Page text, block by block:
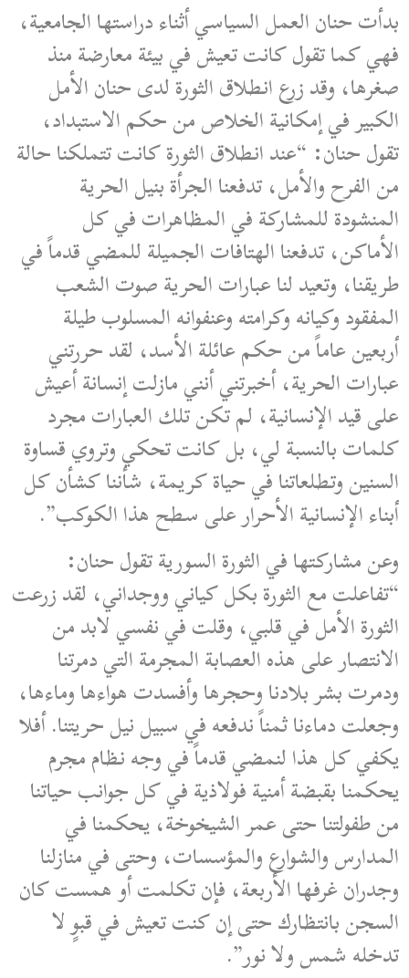
بدأت حنان العمل السياسي أثناء دراستها الجامعية،
فهي كما تقول كانت تعيش في بيئة معارضة منذ
صغرها، وقد زرع انطلاق الثورة لدى حنان الأمل
الكبير في إمكانية الخلاص من حكم الاستبداد،
تقول حنان: “عند انطلاق الثورة كانت تتملكنا حالة
من الفرح والأمل، تدفعنا الجرأة بنيل الحرية
المنشودة للمشاركة في المظاهرات في كل
الأماكن، تدفعنا الهتافات الجميلة للمضي قدماً في
طريقنا، وتعيد لنا عبارات الحرية صوت الشعب
المفقود وكيانه وكرامته وعنفوانه المسلوب طيلة
أربعين عاماً من حكم عائلة الأسد، لقد حررتني
عبارات الحرية، أخبرتني أنني مازلت إنسانة أعيش
على قيد الإنسانية، لم تكن تلك العبارات مجرد
كلمات بالنسبة لي، بل كانت تحكي وتروي قساوة
السنين وتطلعاتنا في حياة كريمة، شأننا كشأن كل
أبناء الإنسانية الأحرار على سطح هذا الكوكب”.
وعن مشاركتها في الثورة السورية تقول حنان:
“تفاعلت مع الثورة بكل كياني ووجداني، لقد زرعت
الثورة الأمل في قلبي، وقلت في نفسي لابد من
الانتصار على هذه العصابة المجرمة التي دمرتنا
ودمرت بشر بلادنا وحجرها وأفسدت هواءها وماءها،
وجعلت دماءنا ثمناً ندفعه في سبيل نيل حريتنا. أفلا
يكفي كل هذا لنمضي قدماً في وجه نظام مجرم
يحكمنا بقبضة أمنية فولاذية في كل جوانب حياتنا
من طفولتنا حتى عمر الشيخوخة، يحكمنا في
المدارس والشوارع والمؤسسات، وحتى في منازلنا
وجدران غرفها الأربعة، فإن تكلمت أو همست كان
السجن بانتظارك حتى إن كنت تعيش في قبوٍ لا
تدخله شمس ولا نور”.